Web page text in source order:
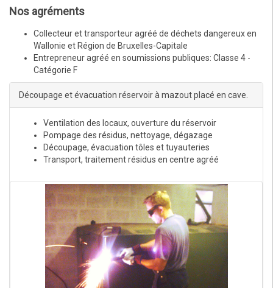
Nos agréments
Collecteur et transporteur agréé de déchets dangereux en
Wallonie et Région de Bruxelles-Capitale
Entrepreneur agréé en soumissions publiques: Classe 4 -
Catégorie F
Découpage et évacuation réservoir à mazout placé en cave.
Ventilation des locaux, ouverture du réservoir
Pompage des résidus, nettoyage, dégazage
Découpage, évacuation tôles et tuyauteries
Transport, traitement résidus en centre agréé